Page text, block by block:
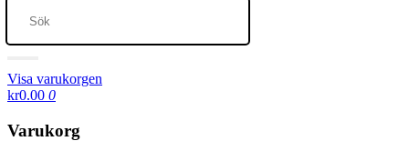
Visa varukorgen
kr0.00 0
Varukorg